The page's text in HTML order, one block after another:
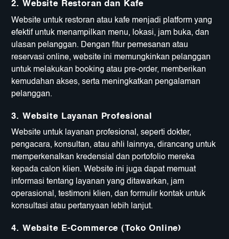
2. Website Restoran dan Kafe
Website untuk restoran atau kafe menjadi platform yang
efektif untuk menampilkan menu, lokasi, jam buka, dan
ulasan pelanggan. Dengan fitur pemesanan atau
reservasi online, website ini memungkinkan pelanggan
untuk melakukan booking atau pre-order, memberikan
kemudahan akses, serta meningkatkan pengalaman
pelanggan.
3. Website Layanan Profesional
Website untuk layanan profesional, seperti dokter,
pengacara, konsultan, atau ahli lainnya, dirancang untuk
memperkenalkan kredensial dan portofolio mereka
kepada calon klien. Website ini juga dapat memuat
informasi tentang layanan yang ditawarkan, jam
operasional, testimoni klien, dan formulir kontak untuk
konsultasi atau pertanyaan lebih lanjut.
4. Website E-Commerce (Toko Online)